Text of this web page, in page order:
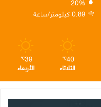
ا
0.89 كيلومتر/ساعة
40
℃
الثلاثاء
39
℃
الأربعاء